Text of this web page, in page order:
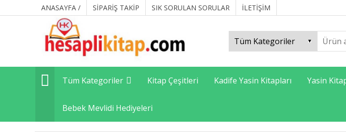
ANASAYFA / SİPARİŞ TAKİP SIK SORULAN SORULAR İLETİŞİM
Tüm Kategoriler Kitap Çeşitleri Kadife Yasin Kitapları Yasin
Bebek Mevlidi Hediyeleri